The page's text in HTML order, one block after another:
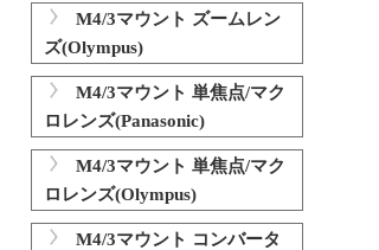
M4/3マウント ズームレン
ズ(Olympus)
M4/3マウント 単焦点/マク
ロレンズ(Panasonic)
M4/3マウント 単焦点/マク
ロレンズ(Olympus)
M4/3マウント コンバータ